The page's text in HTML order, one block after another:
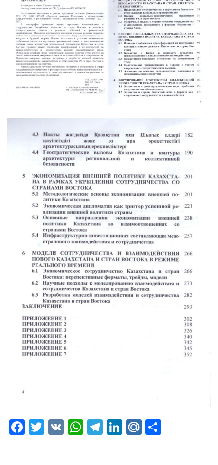
Facebook
Twitter
VK WhatsApp
Telegram
LinkedIn
Mail.Ru